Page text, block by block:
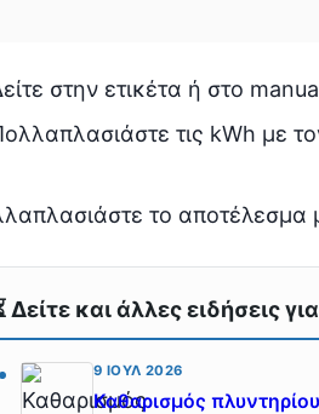
στην ετικέτα ή στο
τις kWh με
το αποτέλεσμα
Δείτε και άλλες ειδήσεις για
9 ΙΟΎΛ 2026
Καθαρισμός